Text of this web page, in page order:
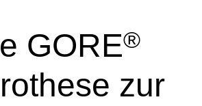
GORE®
zur